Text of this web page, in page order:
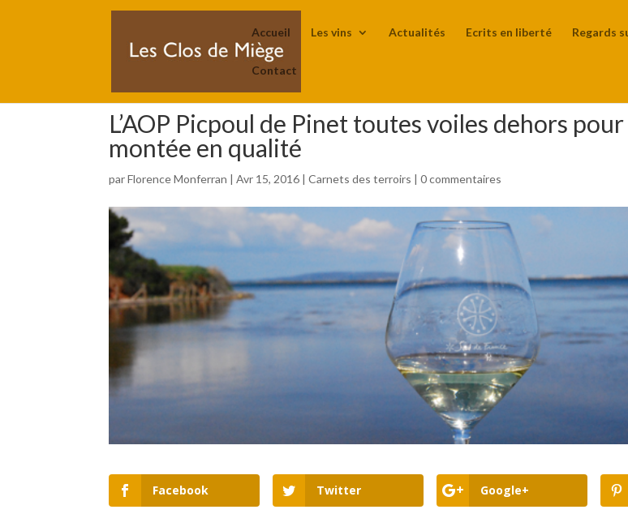
Accueil Les vins Actualités Ecrits en liberté Regards
Contact
L’AOP Picpoul de Pinet toutes voiles dehors
montée en qualité
parFlorence Monferran |Avr 15, 2016 |Carnets des terroirs |0 commentaires
Facebook Twitter Google+